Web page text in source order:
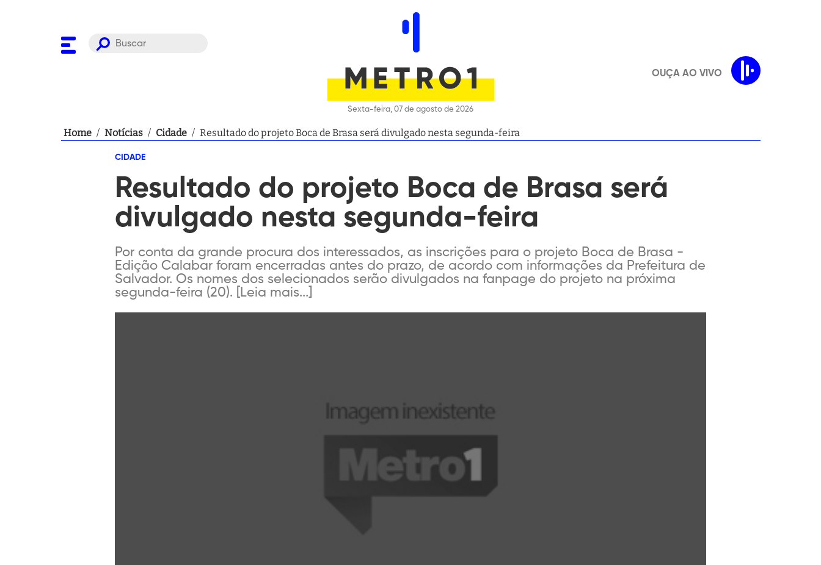
Sexta-feira, 07 de agosto de 2026
OUÇA AO VIVO
Home / Notícias / Cidade / Resultado do projeto Boca de Brasa será divulgado nesta segunda-feira
CIDADE
Resultado do projeto Boca de Brasa será
divulgado nesta segunda-feira
Por conta da grande procura dos interessados, as inscrições para o projeto Boca de Brasa -
Edição Calabar foram encerradas antes do prazo, de acordo com informações da Prefeitura de
Salvador. Os nomes dos selecionados serão divulgados na fanpage do projeto na próxima
segunda-feira (20). [Leia mais...]